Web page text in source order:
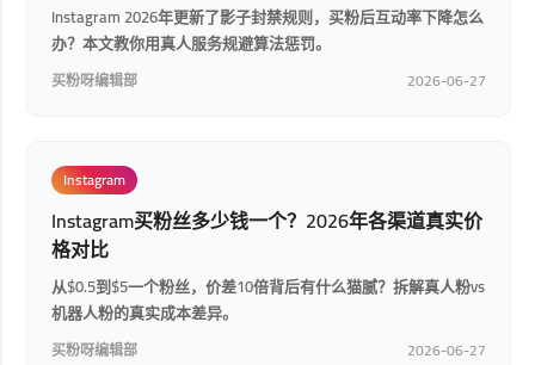
Instagram 2026年更新了影子封禁规则，买粉后互动率下降怎么
办？本文教你用真人服务规避算法惩罚。
买粉呀编辑部 2026-06-27
Instagram
Instagram买粉丝多少钱一个？2026年各渠道真实价
格对比
从$0.5到$5一个粉丝，价差10倍背后有什么猫腻？拆解真人粉vs
机器人粉的真实成本差异。
买粉呀编辑部 2026-06-27